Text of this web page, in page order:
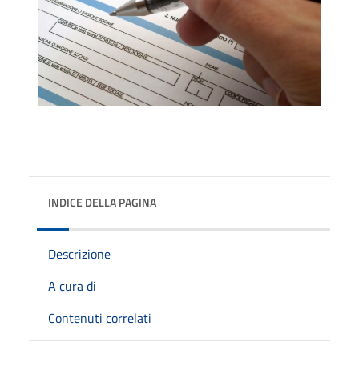
INDICE DELLA PAGINA
Descrizione
A cura di
Contenuti correlati